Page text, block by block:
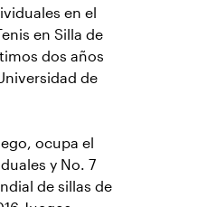
en el
en Silla de
dos años
de
ocupa el
y No. 7
de sillas de